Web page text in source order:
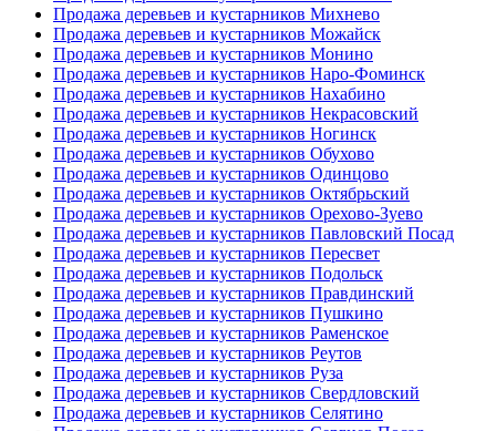
Продажа деревьев и кустарников Михнево
Продажа деревьев и кустарников Можайск
Продажа деревьев и кустарников Монино
Продажа деревьев и кустарников Наро-Фоминск
Продажа деревьев и кустарников Нахабино
Продажа деревьев и кустарников Некрасовский
Продажа деревьев и кустарников Ногинск
Продажа деревьев и кустарников Обухово
Продажа деревьев и кустарников Одинцово
Продажа деревьев и кустарников Октябрьский
Продажа деревьев и кустарников Орехово-Зуево
Продажа деревьев и кустарников Павловский Посад
Продажа деревьев и кустарников Пересвет
Продажа деревьев и кустарников Подольск
Продажа деревьев и кустарников Правдинский
Продажа деревьев и кустарников Пушкино
Продажа деревьев и кустарников Раменское
Продажа деревьев и кустарников Реутов
Продажа деревьев и кустарников Руза
Продажа деревьев и кустарников Свердловский
Продажа деревьев и кустарников Селятино